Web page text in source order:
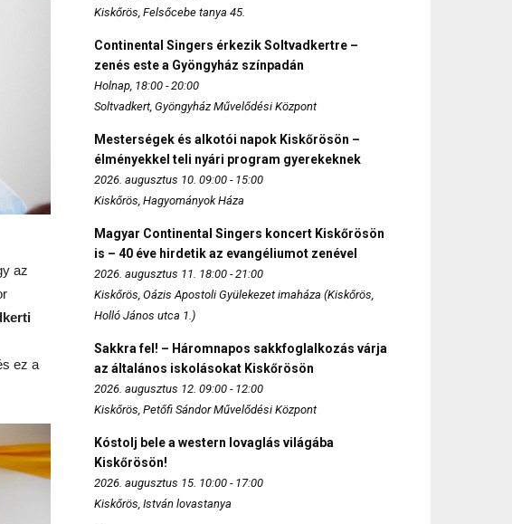
az
ez a
Kiskőrös, Felsőcebe tanya 45.
Continental Singers érkezik Soltvadkertre –
zenés este a Gyöngyház színpadán
Holnap, 18:00 - 20:00
Soltvadkert, Gyöngyház Művelődési Központ
Mesterségek és alkotói napok Kiskőrösön –
élményekkel teli nyári program gyerekeknek
2026. augusztus 10. 09:00 - 15:00
Kiskőrös, Hagyományok Háza
Magyar Continental Singers koncert Kiskőrösön
is – 40 éve hirdetik az evangéliumot zenével
2026. augusztus 11. 18:00 - 21:00
Kiskőrös, Oázis Apostoli Gyülekezet imaháza (Kiskőrös,
Holló János utca 1.)
Sakkra fel! – Háromnapos sakkfoglalkozás várja
az általános iskolásokat Kiskőrösön
2026. augusztus 12. 09:00 - 12:00
Kiskőrös, Petőfi Sándor Művelődési Központ
Kóstolj bele a western lovaglás világába
Kiskőrösön!
2026. augusztus 15. 10:00 - 17:00
Kiskőrös, István lovastanya